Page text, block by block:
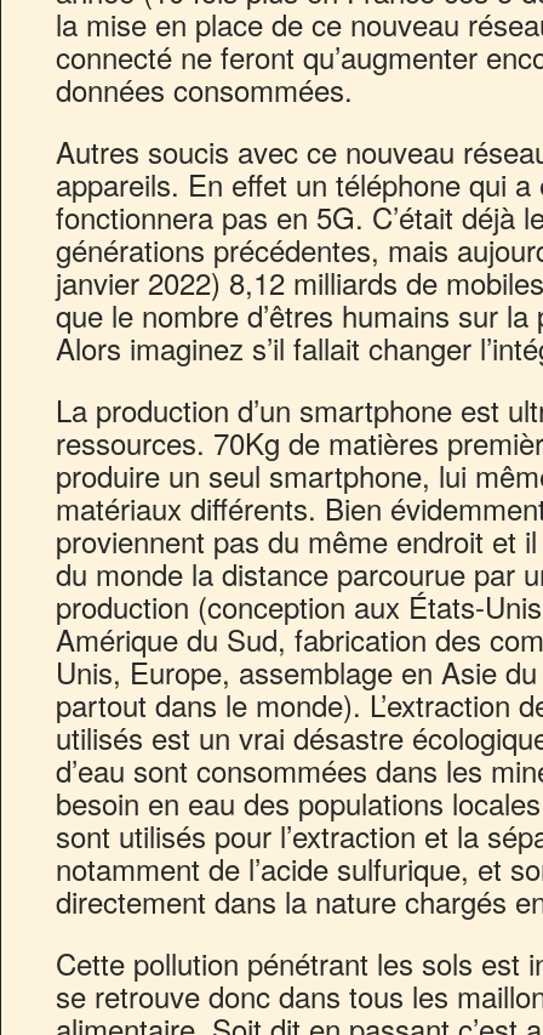
la mise en place de ce nouveau
connecté ne feront qu’augmenter
données consommées.
Autres soucis avec ce nouveau
appareils. En effet un téléphone qui
fonctionnera pas en 5G. C’était déjà
générations précédentes, mais
janvier 2022) 8,12 milliards de
que le nombre d’êtres humains sur
Alors imaginez s’il fallait changer
La production d’un smartphone est
ressources. 70Kg de matières
produire un seul smartphone, lui
matériaux différents. Bien
proviennent pas du même endroit et
du monde la distance parcourue par
production (conception aux États-
Amérique du Sud, fabrication des
Unis, Europe, assemblage en Asie
partout dans le monde). L’extraction
utilisés est un vrai désastre
d’eau sont consommées dans les
besoin en eau des populations
sont utilisés pour l’extraction et la
notamment de l’acide sulfurique, et
directement dans la nature chargés
Cette pollution pénétrant les sols est
se retrouve donc dans tous les